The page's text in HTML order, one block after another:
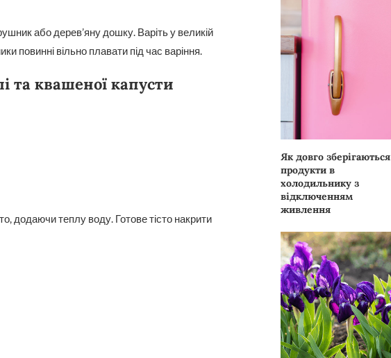
або дерев’яну дошку. Варіть у великій
повинні вільно плавати під час варіння.
та квашеної капусти
додаючи теплу воду. Готове тісто накрити
Як довго зберігаються
продукти в
холодильнику з
відключенням
живлення